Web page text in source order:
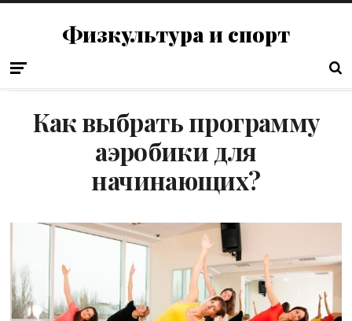
Физкультура и спорт
Как выбрать программу
аэробики для
начинающих?